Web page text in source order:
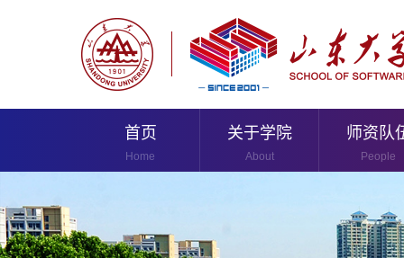
首页
Home
关于学院
About
师资队
People